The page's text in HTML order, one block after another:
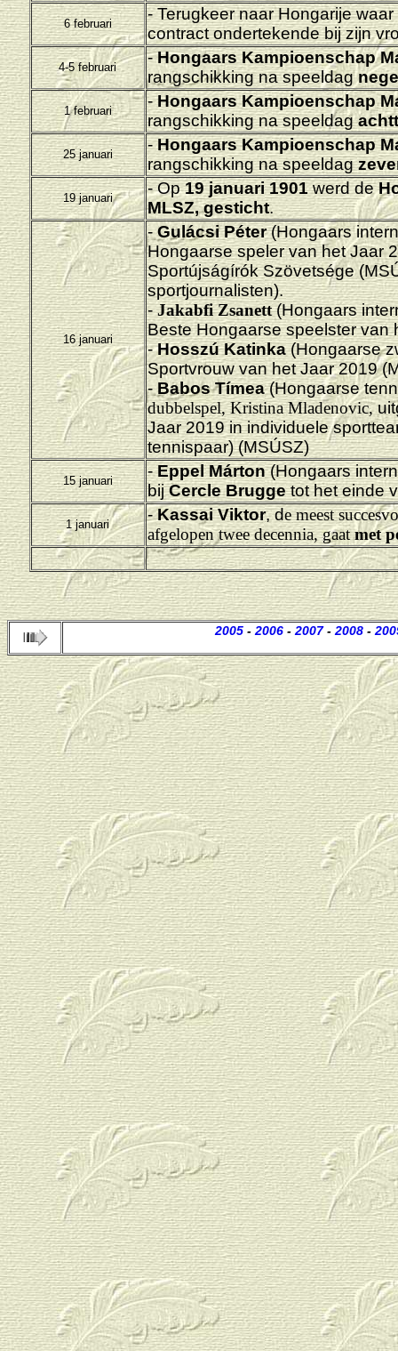
6 februari
-Terugkeer naar Hongarije waar
contract ondertekende bij zijn
4-5 februari
-Hongaars Kampioenschap
rangschikking na speeldag
1 februari
-Hongaars Kampioenschap
rangschikking na speeldag
25 januari
-Hongaars Kampioenschap
rangschikking na speeldag
19 januari
- Op19 januari 1901werd de
MLSZ, gesticht.
16 januari
-Gulácsi Péter(Hongaars
Hongaarse speler van het Jaar
Sportújságírók Szövetsége
sportjournalisten).
-Jakabfi Zsanett(Hongaars
Beste Hongaarse speelster van
-Hosszú Katinka(Hongaarse
Sportvrouw van het Jaar 2019
-Babos Tímea(Hongaarse
dubbelspel, Kristina Mladenovic,
Jaar 2019 in individuele
tennispaar) (MSÚSZ)
15 januari
-Eppel Márton(Hongaars
bijCercle Bruggetot het einde
1 januari
-Kassai Viktor, de meest
afgelopen twee decennia, gaatmet
2005- 2006- 2007- 2008-